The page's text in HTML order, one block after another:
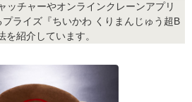
ッチャーやオンラインクレーンアプリ
ライズ『ちいかわ くりまんじゅう超B
紹介しています。